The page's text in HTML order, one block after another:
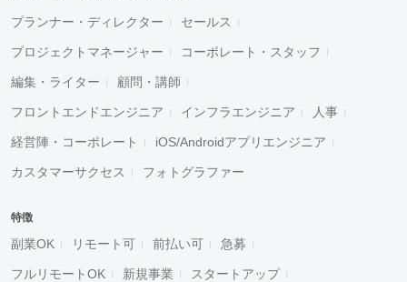
プランナー・ディレクター セールス
プロジェクトマネージャー コーポレート・スタッフ
編集・ライター 顧問・講師
フロントエンドエンジニア インフラエンジニア 人事
経営陣・コーポレート iOS/Androidアプリエンジニア
カスタマーサクセス フォトグラファー
特徴
副業OK リモート可 前払い可 急募
フルリモートOK 新規事業 スタートアップ